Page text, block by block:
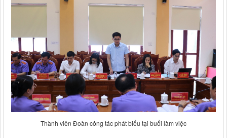
Thành viên Đoàn công tác phát biểu tại buổi làm việc